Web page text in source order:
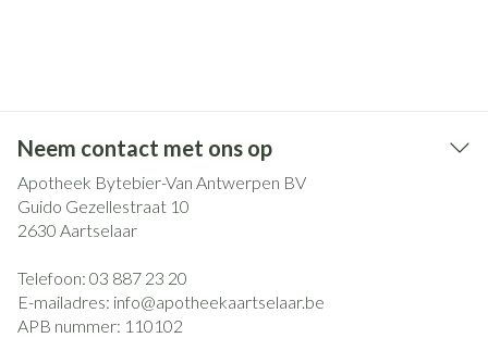
Neem contact met ons op
Apotheek Bytebier-Van Antwerpen BV
Guido Gezellestraat 10
2630 Aartselaar
Telefoon: 03 887 23 20
E-mailadres: info@apotheekaartselaar.be
APB nummer: 110102